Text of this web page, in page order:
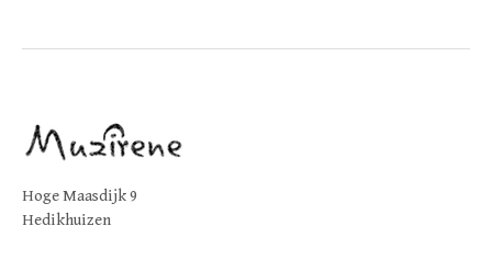
Hoge Maasdijk 9
Hedikhuizen